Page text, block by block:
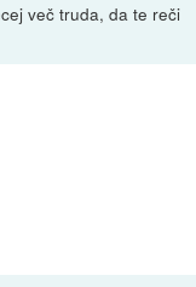
več truda, da te reči